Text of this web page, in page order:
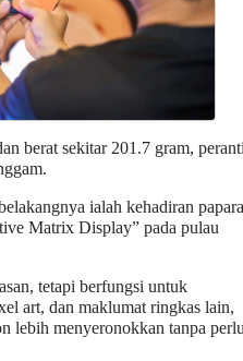
berat sekitar 201.7 gram,
ialah kehadiran
Matrix Display” pada pulau
tetapi berfungsi untuk
art, dan maklumat ringkas lain,
lebih menyeronokkan tanpa